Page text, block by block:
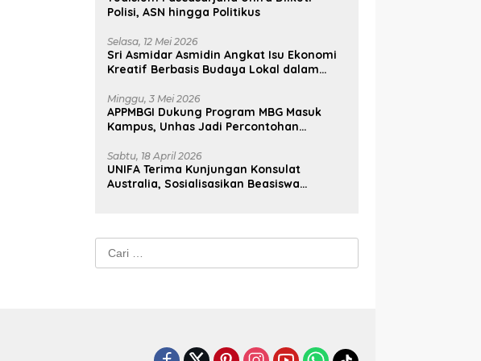
Polisi, ASN hingga Politikus
Selasa, 12 Mei 2026
Sri Asmidar Asmidin Angkat Isu Ekonomi
Kreatif Berbasis Budaya Lokal dalam
Minggu, 3 Mei 2026
APPMBGI Dukung Program MBG Masuk
Kampus, Unhas Jadi Percontohan
Sabtu, 18 April 2026
UNIFA Terima Kunjungan Konsulat
Australia, Sosialisasikan Beasiswa
Cari
untuk: